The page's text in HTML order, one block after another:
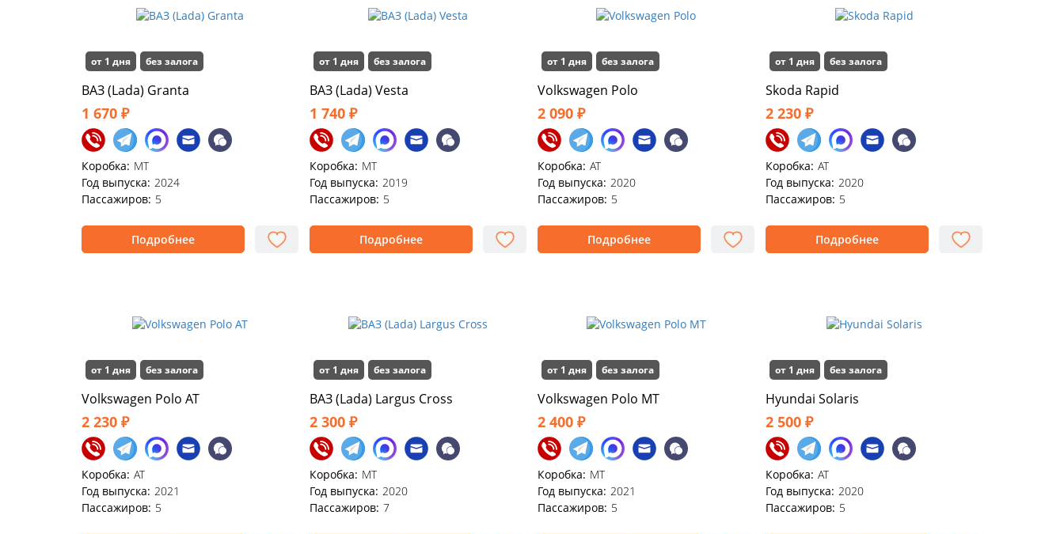
от 1 дня без залога
ВАЗ (Lada) Granta
1 670 ₽
Коробка: MT
Год выпуска: 2024
Пассажиров: 5
Подробнее
от 1 дня без залога
ВАЗ (Lada) Vesta
1 740 ₽
Коробка: MT
Год выпуска: 2019
Пассажиров: 5
Подробнее
от 1 дня без залога
Volkswagen Polo
2 090 ₽
Коробка: AT
Год выпуска: 2020
Пассажиров: 5
Подробнее
от 1 дня без залога
Skoda Rapid
2 230 ₽
Коробка: AT
Год выпуска: 2020
Пассажиров: 5
Подробнее
от 1 дня без залога
Volkswagen Polo АТ
2 230 ₽
Коробка: AT
Год выпуска: 2021
Пассажиров: 5
от 1 дня без залога
ВАЗ (Lada) Largus Cross
2 300 ₽
Коробка: MT
Год выпуска: 2020
Пассажиров: 7
от 1 дня без залога
Volkswagen Polo MT
2 400 ₽
Коробка: MT
Год выпуска: 2021
Пассажиров: 5
от 1 дня без залога
Hyundai Solaris
2 500 ₽
Коробка: AT
Год выпуска: 2020
Пассажиров: 5